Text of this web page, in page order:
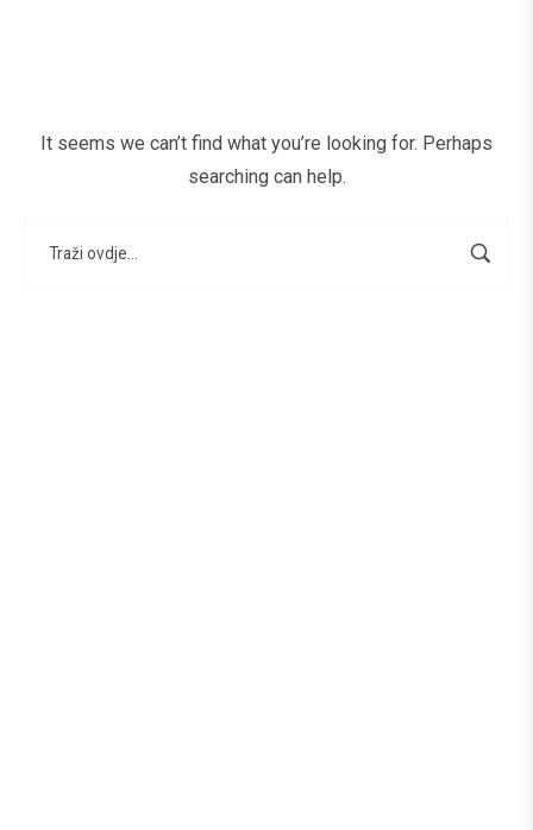
It seems we can’t find what you’re looking for. Perhaps
searching can help.